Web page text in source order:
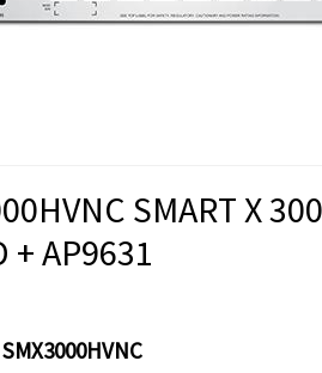
SMART X
+ AP9631
SMX3000HVNC